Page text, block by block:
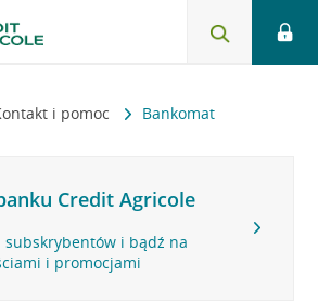
i pomoc Bankomat
Credit Agricole
subskrybentów i bądź na
i promocjami